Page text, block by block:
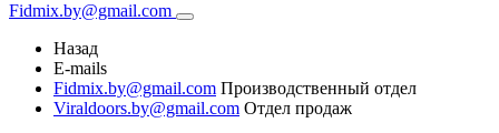
Fidmix.by@gmail.com
Назад
E-mails
Fidmix.by@gmail.com Производственный отдел
Viraldoors.by@gmail.com Отдел продаж